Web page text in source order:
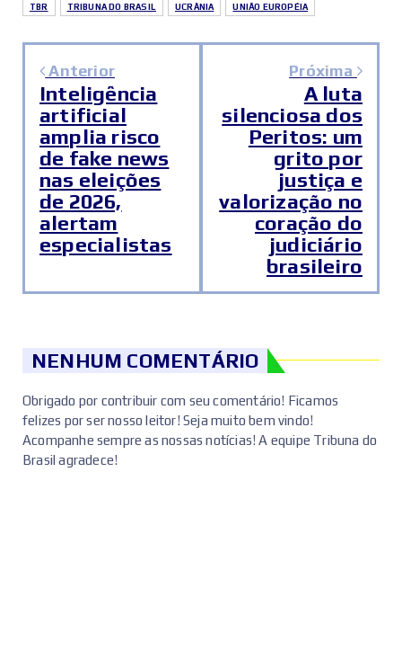
TBR TRIBUNA DO BRASIL UCRÂNIA UNIÃO EUROPÉIA
Anterior
Inteligência
artificial
amplia risco
de fake news
nas eleições
de 2026,
alertam
especialistas
Próxima
A luta
silenciosa dos
Peritos: um
grito por
justiça e
valorização no
coração do
judiciário
brasileiro
NENHUM COMENTÁRIO
Obrigado por contribuir com seu comentário! Ficamos
felizes por ser nosso leitor! Seja muito bem vindo!
Acompanhe sempre as nossas notícias! A equipe Tribuna do
Brasil agradece!